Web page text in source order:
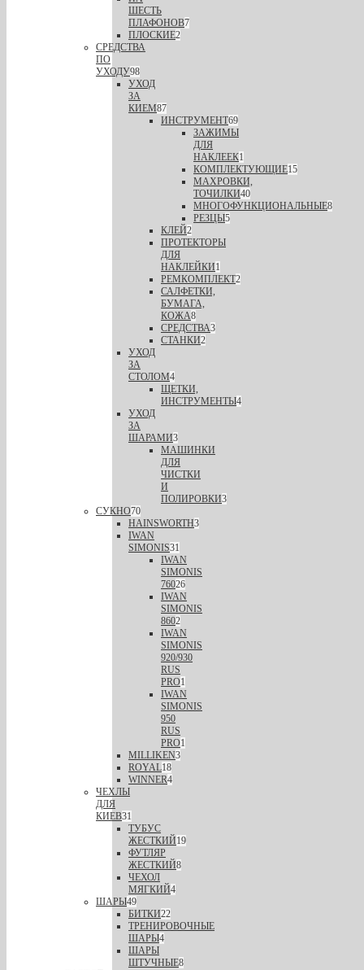
ШЕСТЬ
ПЛАФОНОВ7
ПЛОСКИЕ2
СРЕДСТВА
ПО
УХОДУ98
УХОД
ЗА
КИЕМ87
ИНСТРУМЕНТ69
ЗАЖИМЫ
ДЛЯ
НАКЛЕЕК1
КОМПЛЕКТУЮЩИЕ15
МАХРОВКИ,
ТОЧИЛКИ40
МНОГОФУНКЦИОНАЛЬНЫЕ8
РЕЗЦЫ5
КЛЕЙ2
ПРОТЕКТОРЫ
ДЛЯ
НАКЛЕЙКИ1
РЕМКОМПЛЕКТ2
САЛФЕТКИ,
БУМАГА,
КОЖА8
СРЕДСТВА3
СТАНКИ2
УХОД
ЗА
СТОЛОМ4
ЩЕТКИ,
ИНСТРУМЕНТЫ4
УХОД
ЗА
ШАРАМИ3
МАШИНКИ
ДЛЯ
ЧИСТКИ
И
ПОЛИРОВКИ3
СУКНО70
HAINSWORTH3
IWAN
SIMONIS31
IWAN
SIMONIS
76026
IWAN
SIMONIS
8602
IWAN
SIMONIS
920/930
RUS
PRO1
IWAN
SIMONIS
950
RUS
PRO1
MILLIKEN3
ROYAL18
WINNER4
ЧЕХЛЫ
ДЛЯ
КИЕВ31
ТУБУС
ЖЕСТКИЙ19
ФУТЛЯР
ЖЕСТКИЙ8
ЧЕХОЛ
МЯГКИЙ4
ШАРЫ49
БИТКИ22
ТРЕНИРОВОЧНЫЕ
ШАРЫ4
ШАРЫ
ШТУЧНЫЕ8